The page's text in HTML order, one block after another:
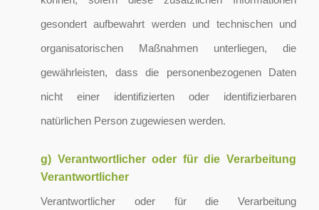
gesondert aufbewahrt werden und technischen und
organisatorischen Maßnahmen unterliegen, die
gewährleisten, dass die personenbezogenen Daten
nicht einer identifizierten oder identifizierbaren
natürlichen Person zugewiesen werden.
g) Verantwortlicher oder für die Verarbeitung
Verantwortlicher
Verantwortlicher oder für die Verarbeitung